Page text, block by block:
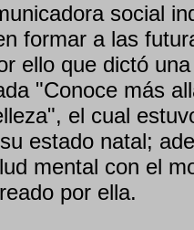
social
formar a las
ello que dictó
"Conoce más
el cual
estado natal;
mental con el
por ella.